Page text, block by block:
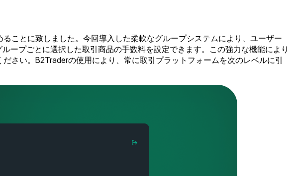
ことに致しました。今回導入した柔軟なグループシステムにより、ユーザー
ープごとに選択した取引商品の手数料を設定できます。この強力な機能により
ださい。B2Traderの使用により、常に取引プラットフォームを次のレベルに引